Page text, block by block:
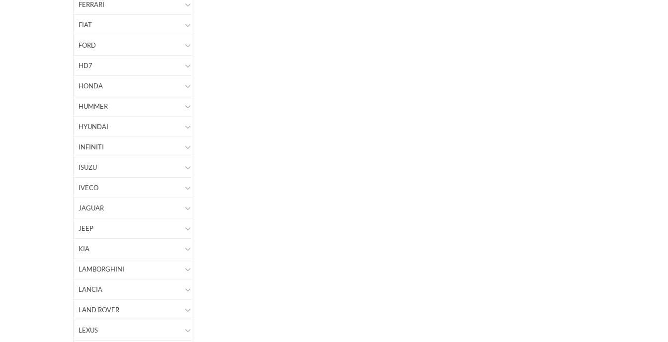
FERRARI
FIAT
FORD
HD7
HONDA
HUMMER
HYUNDAI
INFINITI
ISUZU
IVECO
JAGUAR
JEEP
KIA
LAMBORGHINI
LANCIA
LAND ROVER
LEXUS